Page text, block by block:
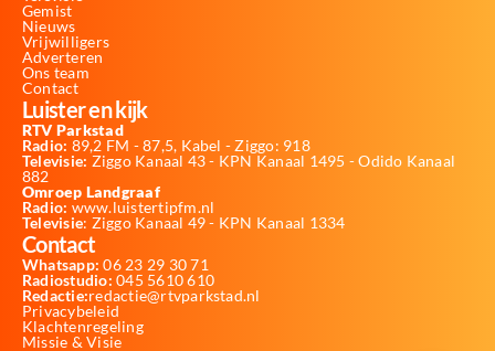
Gemist
Nieuws
Vrijwilligers
Adverteren
Ons team
Contact
Luister en kijk
RTV Parkstad
Radio: 89,2 FM - 87,5, Kabel - Ziggo: 918
Televisie: Ziggo Kanaal 43 - KPN Kanaal 1495 - Odido Kanaal
882
Omroep Landgraaf
Radio: www.luistertipfm.nl
Televisie: Ziggo Kanaal 49 - KPN Kanaal 1334
Contact
Whatsapp: 06 23 29 30 71
Radiostudio: 045 5610 610
Redactie:redactie@rtvparkstad.nl
Privacybeleid
Klachtenregeling
Missie & Visie